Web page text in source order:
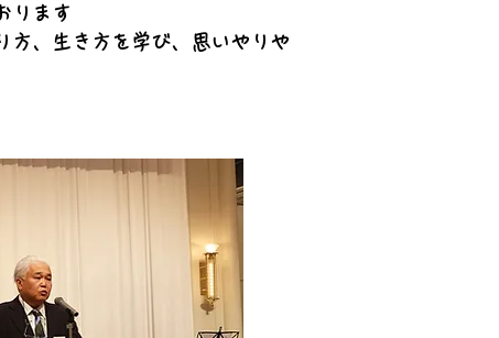
ります
方、生き方を学び、思いやりや